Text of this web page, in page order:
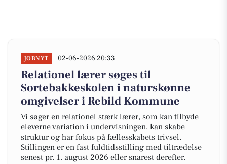
JOBNYT 02-06-2026 20:33
Relationel lærer søges til
Sortebakkeskolen i naturskønne
omgivelser i Rebild Kommune
Vi søger en relationel stærk lærer, som kan tilbyde
eleverne variation i undervisningen, kan skabe
struktur og har fokus på fællesskabets trivsel.
Stillingen er en fast fuldtidsstilling med tiltrædelse
senest pr. 1. august 2026 eller snarest derefter.